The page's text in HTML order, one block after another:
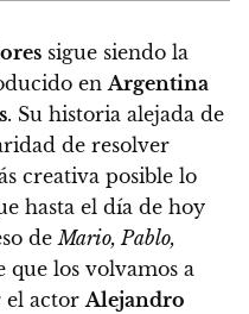
sigue siendo la
enArgentina
. Su historia alejada de
de resolver
creativa posible lo
hasta el día de hoy
deMario, Pablo,
que los volvamos a
el actorAlejandro